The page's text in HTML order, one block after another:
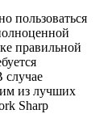
пользоваться
правильной
случае
из лучших
Sharp